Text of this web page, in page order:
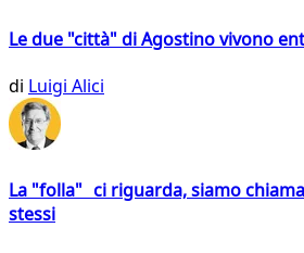
Le due "città" di Agostino vivono
di Luigi Alici
La "folla" ci riguarda, siamo
stessi